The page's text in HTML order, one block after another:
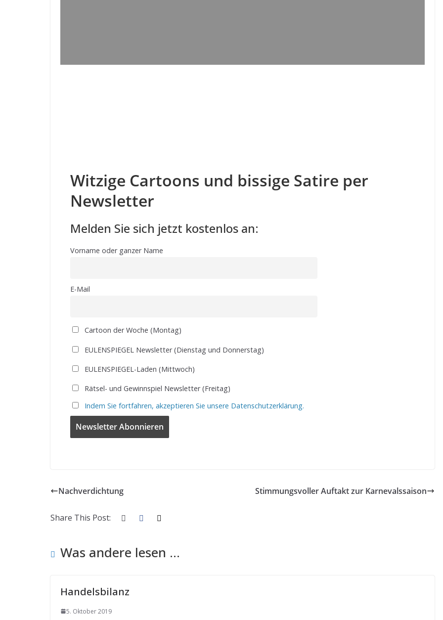
Witzige Cartoons und bissige Satire per
Newsletter
Melden Sie sich jetzt kostenlos an:
Vorname oder ganzer Name
E-Mail
Cartoon der Woche (Montag)
EULENSPIEGEL Newsletter (Dienstag und Donnerstag)
EULENSPIEGEL-Laden (Mittwoch)
Rätsel- und Gewinnspiel Newsletter (Freitag)
Indem Sie fortfahren, akzeptieren Sie unsere Datenschutzerklärung.
Nachverdichtung Stimmungsvoller Auftakt zur Karnevalssaison
Share This Post:
Was andere lesen ...
Handelsbilanz
5. Oktober 2019